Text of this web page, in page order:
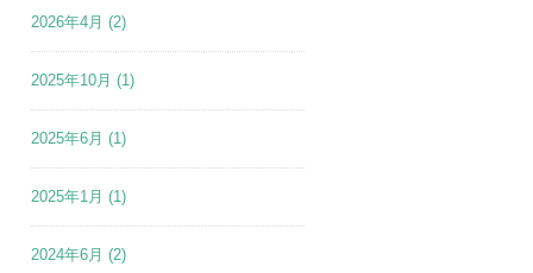
2026年4月 (2)
2025年10月 (1)
2025年6月 (1)
2025年1月 (1)
2024年6月 (2)